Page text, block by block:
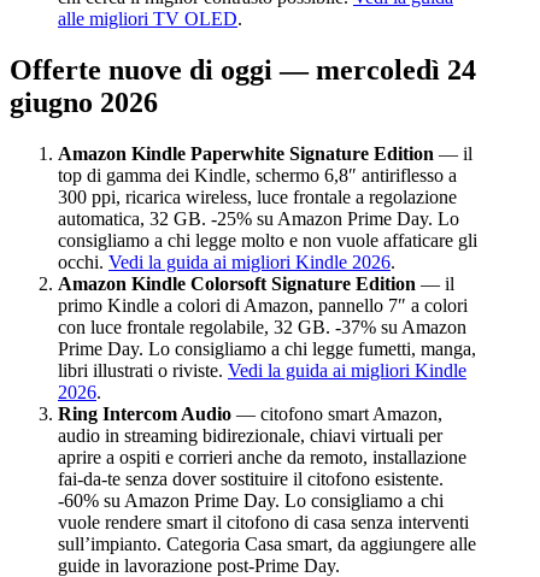
alle migliori TV OLED.
Offerte nuove di oggi — mercoledì 24
giugno 2026
Amazon Kindle Paperwhite Signature Edition — il
top di gamma dei Kindle, schermo 6,8″ antiriflesso a
300 ppi, ricarica wireless, luce frontale a regolazione
automatica, 32 GB. -25% su Amazon Prime Day. Lo
consigliamo a chi legge molto e non vuole affaticare gli
occhi. Vedi la guida ai migliori Kindle 2026.
Amazon Kindle Colorsoft Signature Edition — il
primo Kindle a colori di Amazon, pannello 7″ a colori
con luce frontale regolabile, 32 GB. -37% su Amazon
Prime Day. Lo consigliamo a chi legge fumetti, manga,
libri illustrati o riviste. Vedi la guida ai migliori Kindle
2026.
Ring Intercom Audio — citofono smart Amazon,
audio in streaming bidirezionale, chiavi virtuali per
aprire a ospiti e corrieri anche da remoto, installazione
fai-da-te senza dover sostituire il citofono esistente.
-60% su Amazon Prime Day. Lo consigliamo a chi
vuole rendere smart il citofono di casa senza interventi
sull’impianto. Categoria Casa smart, da aggiungere alle
guide in lavorazione post-Prime Day.